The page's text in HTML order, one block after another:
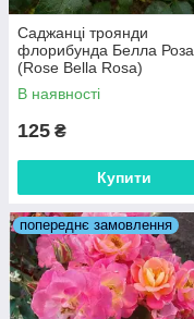
Саджанці троянди
флорибунда Белла Роза
(Rose Bella Rosa)
В наявності
125 ₴
Купити
попереднє замовлення